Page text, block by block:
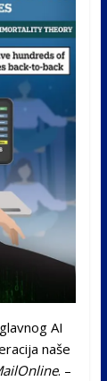
AI
naše
. –